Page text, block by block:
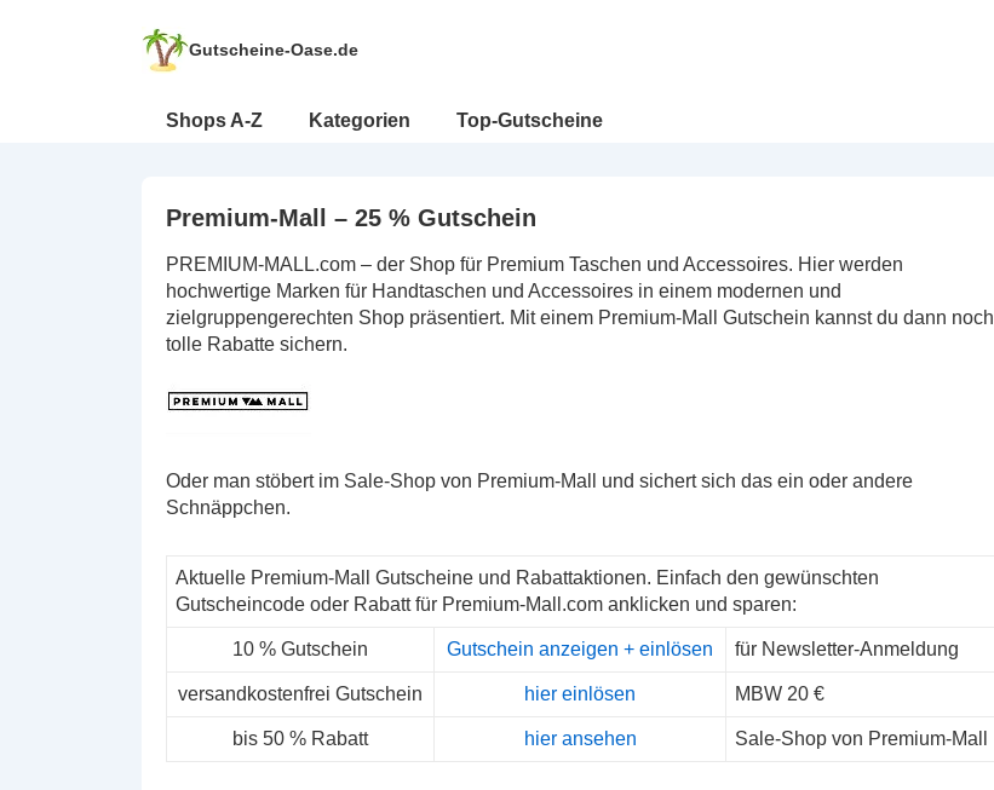
Gutscheine-Oase.de
Hauptnavigation
Shops A-Z Kategorien Top-Gutscheine
Premium-Mall – 25 % Gutschein
PREMIUM-MALL.com – der Shop für Premium Taschen und Accessoires. Hier werden
hochwertige Marken für Handtaschen und Accessoires in einem modernen und
zielgruppengerechten Shop präsentiert. Mit einem Premium-Mall Gutschein kannst du dann noch
tolle Rabatte sichern.
Oder man stöbert im Sale-Shop von Premium-Mall und sichert sich das ein oder andere
Schnäppchen.
Aktuelle Premium-Mall Gutscheine und Rabattaktionen. Einfach den gewünschten
Gutscheincode oder Rabatt für Premium-Mall.com anklicken und sparen:
10 % Gutschein Gutschein anzeigen + einlösen für Newsletter-Anmeldung
versandkostenfrei Gutschein hier einlösen MBW 20 €
bis 50 % Rabatt hier ansehen Sale-Shop von Premium-Mall